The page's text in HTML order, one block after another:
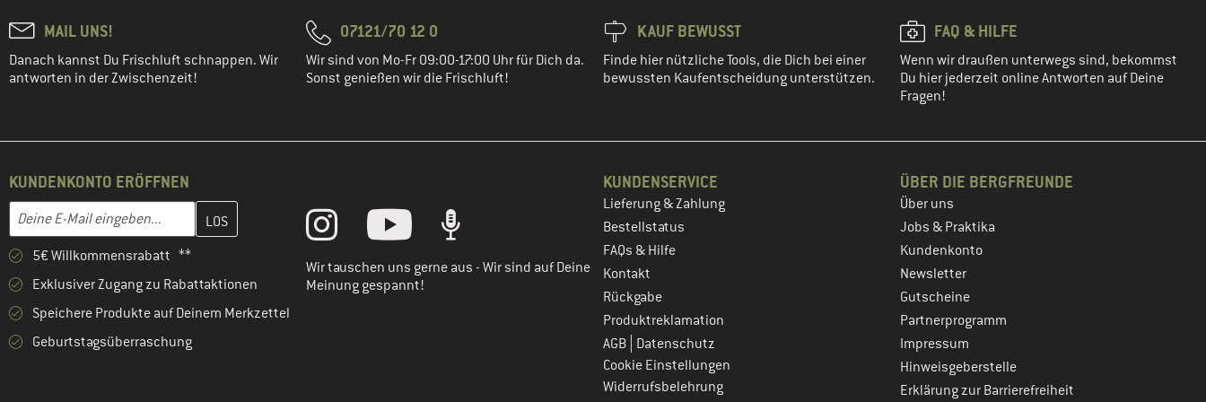
MAIL UNS!
Danach kannst Du Frischluft schnappen. Wir
antworten in der Zwischenzeit!
07121/70 12 0
Wir sind von Mo-Fr 09:00-17:00 Uhr für Dich da.
Sonst genießen wir die Frischluft!
KAUF BEWUSST
Finde hier nützliche Tools, die Dich bei einer
bewussten Kaufentscheidung unterstützen.
FAQ & HILFE
Wenn wir draußen unterwegs sind, bekommst
Du hier jederzeit online Antworten auf Deine
Fragen!
KUNDENKONTO ERÖFFNEN
E-Mail-Adresse
Gib hier deine E-Mail-Adresse ein und erstelle im nächsten Schritt dein Kundenkonto
5€ Willkommensrabatt **
Exklusiver Zugang zu Rabattaktionen
Speichere Produkte auf Deinem Merkzettel
Geburtstagsüberraschung
Wir tauschen uns gerne aus - Wir sind auf Deine
Meinung gespannt!
KUNDENSERVICE
Lieferung & Zahlung
Bestellstatus
FAQs & Hilfe
Kontakt
Rückgabe
Produktreklamation
AGB Datenschutz
Cookie Einstellungen
Widerrufsbelehrung
ÜBER DIE BERGFREUNDE
Über uns
Jobs & Praktika
Kundenkonto
Newsletter
Gutscheine
Partnerprogramm
Impressum
Hinweisgeberstelle
Erklärung zur Barrierefreiheit